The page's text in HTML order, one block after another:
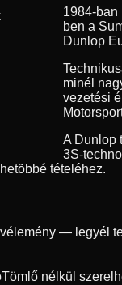
1984-ban
ben a
Dunlop
minél
vezetési
A Dunlop
3S-
tételéhez.
— legyél
Tömlő nélkül